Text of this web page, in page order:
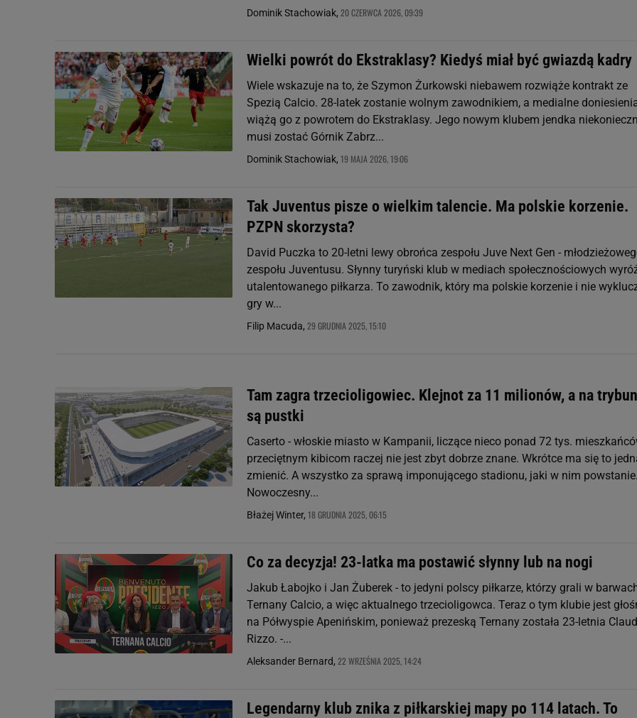
Dominik Stachowiak, 20 CZERWCA 2026, 09:39
Wielki powrót do Ekstraklasy? Kiedyś miał być gwiazdą kadry
Wiele wskazuje na to, że Szymon Żurkowski niebawem rozwiąże kontrakt ze
Spezią Calcio. 28-latek zostanie wolnym zawodnikiem, a medialne
wiążą go z powrotem do Ekstraklasy. Jego nowym klubem jendka
musi zostać Górnik Zabrz...
Dominik Stachowiak, 19 MAJA 2026, 19:06
Tak Juventus pisze o wielkim talencie. Ma polskie korzenie.
PZPN skorzysta?
David Puczka to 20-letni lewy obrońca zespołu Juve Next Gen -
zespołu Juventusu. Słynny turyński klub w mediach społecznościowych
utalentowanego piłkarza. To zawodnik, który ma polskie korzenie i nie
gry w...
Filip Macuda, 29 GRUDNIA 2025, 15:10
Tam zagra trzecioligowiec. Klejnot za 11 milionów, a na
są pustki
Caserto - włoskie miasto w Kampanii, liczące nieco ponad 72 tys.
przeciętnym kibicom raczej nie jest zbyt dobrze znane. Wkrótce ma się to
zmienić. A wszystko za sprawą imponującego stadionu, jaki w nim powstanie.
Nowoczesny...
Błażej Winter, 18 GRUDNIA 2025, 06:15
Co za decyzja! 23-latka ma postawić słynny lub na nogi
Jakub Łabojko i Jan Żuberek - to jedyni polscy piłkarze, którzy grali w
Ternany Calcio, a więc aktualnego trzecioligowca. Teraz o tym klubie jest
na Półwyspie Apenińskim, ponieważ prezeską Ternany została 23-letnia
Rizzo. -...
Aleksander Bernard, 22 WRZEŚNIA 2025, 14:24
Legendarny klub znika z piłkarskiej mapy po 114 latach. To